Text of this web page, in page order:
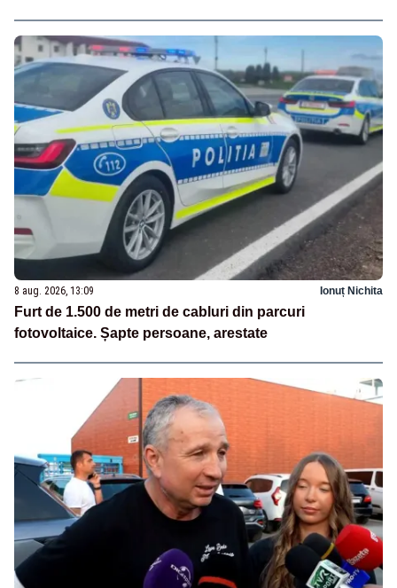
8 aug. 2026, 13:09 Ionuț Nichita
Furt de 1.500 de metri de cabluri din parcuri
fotovoltaice. Șapte persoane, arestate